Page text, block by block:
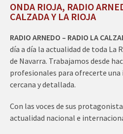
ONDA RIOJA, RADIO
CALZADA Y LA RIOJA
RADIO ARNEDO – RADIO LA
día a día la actualidad de toda La
de Navarra. Trabajamos desde
profesionales para ofrecerte
cercana y detallada.
Con las voces de sus
actualidad nacional e